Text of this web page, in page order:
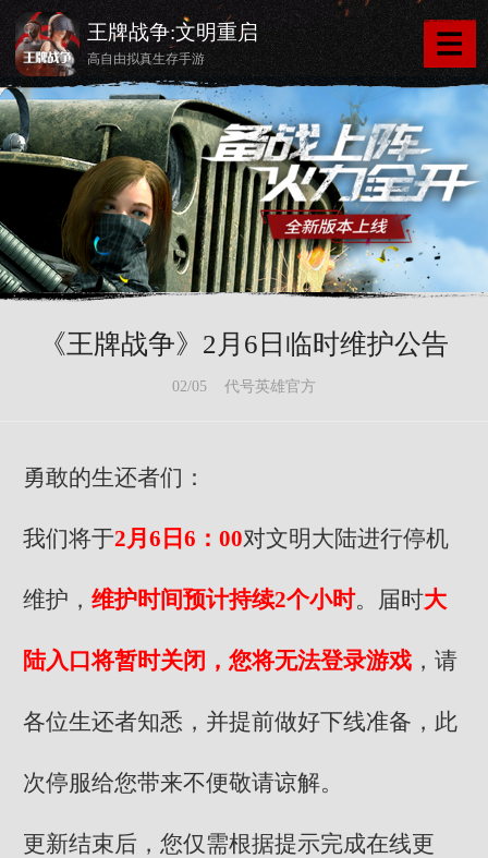
王牌战争:文明重启
高自由拟真生存手游
《王牌战争》2月6日临时维护公告
02/05 代号英雄官方
勇敢的生还者们：
我们将于2月6日6：00对文明大陆进行停机
维护， 维护时间预计持续2个小时。届时大
陆入口将暂时关闭，您将无法登录游戏 ，请
各位生还者知悉，并提前做好下线准备，此
次停服给您带来不便敬请谅解。
更新结束后，您仅需根据提示完成在线更